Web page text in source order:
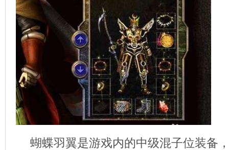
蝴蝶羽翼是游戏内的中级混子位装备